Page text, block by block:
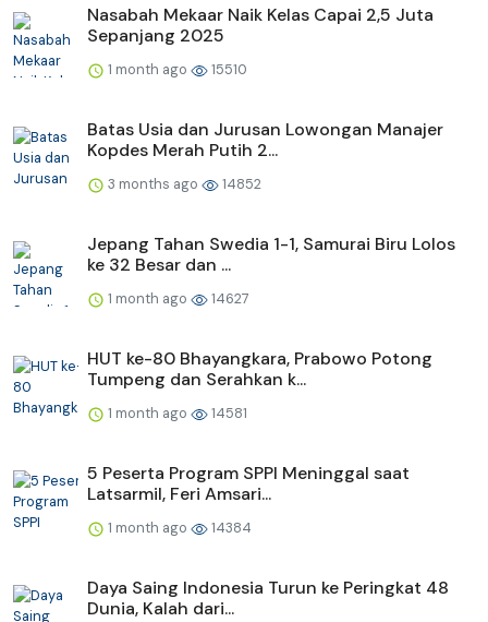
Nasabah Mekaar Naik Kelas Capai 2,5 Juta
Sepanjang 2025
1 month ago 15510
Batas Usia dan Jurusan Lowongan Manajer
Kopdes Merah Putih 2...
3 months ago 14852
Jepang Tahan Swedia 1-1, Samurai Biru Lolos
ke 32 Besar dan ...
1 month ago 14627
HUT ke-80 Bhayangkara, Prabowo Potong
Tumpeng dan Serahkan k...
1 month ago 14581
5 Peserta Program SPPI Meninggal saat
Latsarmil, Feri Amsari...
1 month ago 14384
Daya Saing Indonesia Turun ke Peringkat 48
Dunia, Kalah dari...